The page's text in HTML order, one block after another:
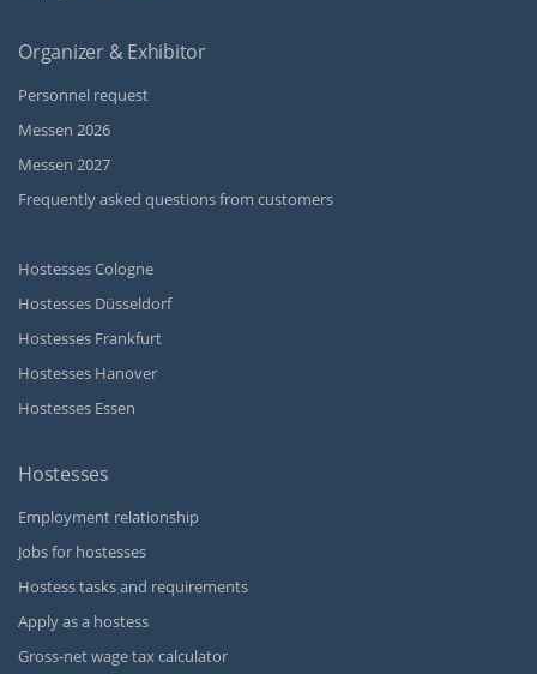
Organizer & Exhibitor
Personnel request
Messen 2026
Messen 2027
Frequently asked questions from customers
Hostesses Cologne
Hostesses Düsseldorf
Hostesses Frankfurt
Hostesses Hanover
Hostesses Essen
Hostesses
Employment relationship
Jobs for hostesses
Hostess tasks and requirements
Apply as a hostess
Gross-net wage tax calculator